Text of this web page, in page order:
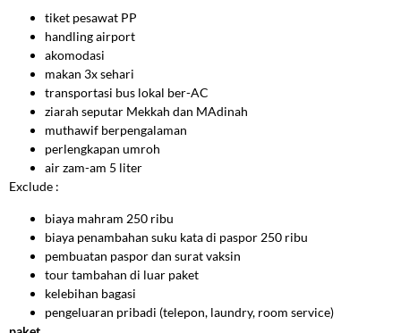
tiket pesawat PP
handling airport
akomodasi
makan 3x sehari
transportasi bus lokal ber-AC
ziarah seputar Mekkah dan MAdinah
muthawif berpengalaman
perlengkapan umroh
air zam-am 5 liter
Exclude :
biaya mahram 250 ribu
biaya penambahan suku kata di paspor 250 ribu
pembuatan paspor dan surat vaksin
tour tambahan di luar paket
kelebihan bagasi
pengeluaran pribadi (telepon, laundry, room service)